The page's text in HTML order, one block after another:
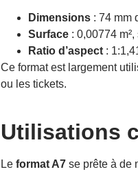
Dimensions : 74 mm
Surface : 0,00774
Ratio d’aspect :
Ce format est largement
ou les tickets.
Utilisations
Le format A7 se prête à de